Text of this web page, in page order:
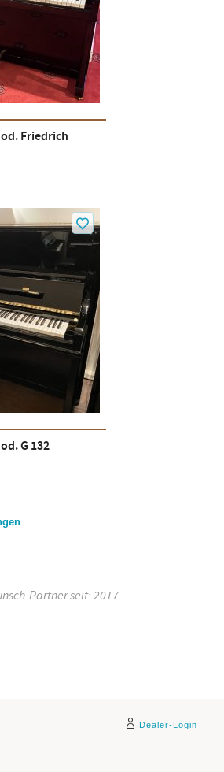
Friedrich
G 132
Partner seit: 2017
Dealer-Login